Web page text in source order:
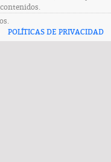
POLÍTICAS DE PRIVACIDAD